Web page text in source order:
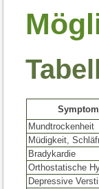
Symptom
Mundtrockenheit
Müdigkeit,
Bradykardie
Orthostatische
Depressive